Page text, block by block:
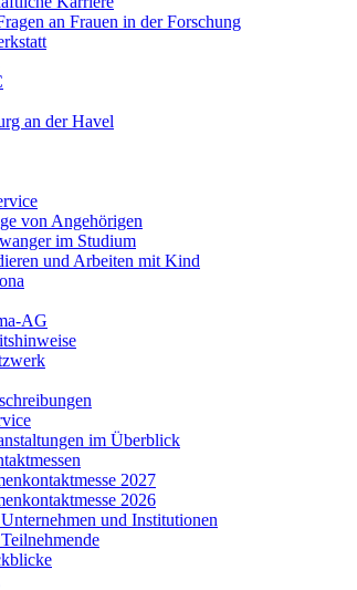
an Frauen in der Forschung
an der Havel
von Angehörigen
im Studium
und Arbeiten mit Kind
AG
im Überblick
2027
2026
und Institutionen